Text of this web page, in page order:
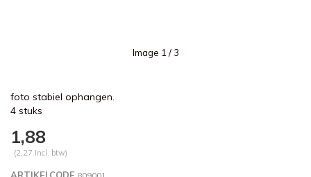
Image 1 / 3
foto stabiel ophangen.
4 stuks
1,88
(2,27 Incl. btw)